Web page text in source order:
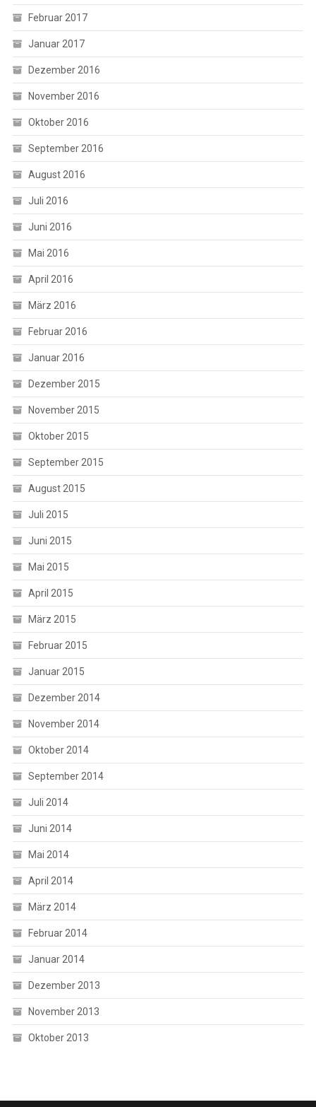
Februar 2017
Januar 2017
Dezember 2016
November 2016
Oktober 2016
September 2016
August 2016
Juli 2016
Juni 2016
Mai 2016
April 2016
März 2016
Februar 2016
Januar 2016
Dezember 2015
November 2015
Oktober 2015
September 2015
August 2015
Juli 2015
Juni 2015
Mai 2015
April 2015
März 2015
Februar 2015
Januar 2015
Dezember 2014
November 2014
Oktober 2014
September 2014
Juli 2014
Juni 2014
Mai 2014
April 2014
März 2014
Februar 2014
Januar 2014
Dezember 2013
November 2013
Oktober 2013